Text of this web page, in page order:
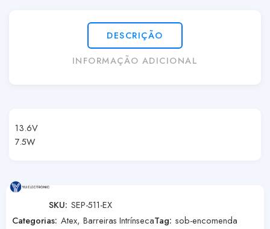
DESCRIÇÃO
INFORMAÇÃO ADICIONAL
13.6V
7.5W
SKU: SEP-511-EX
Categorias: Atex, Barreiras IntrínsecaTag: sob-encomenda